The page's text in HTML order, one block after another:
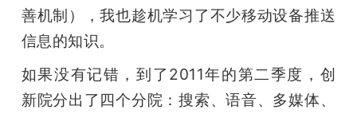
善机制），我也趁机学习了不少移动设备推送
信息的知识。
如果没有记错，到了2011年的第二季度，创
新院分出了四个分院：搜索、语音、多媒体、